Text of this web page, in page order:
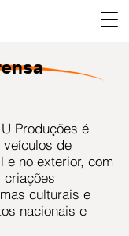
Produções é
veículos de
e no exterior, com
criações
culturais e
nacionais e